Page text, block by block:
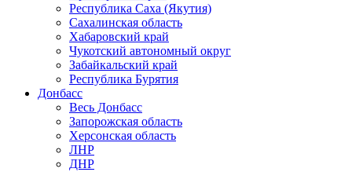
Республика Саха (Якутия)
Сахалинская область
Хабаровский край
Чукотский автономный округ
Забайкальский край
Республика Бурятия
Донбасс
Весь Донбасс
Запорожская область
Херсонская область
ЛНР
ДНР